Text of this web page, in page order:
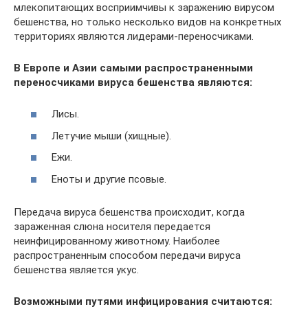
млекопитающих восприимчивы к заражению вирусом
бешенства, но только несколько видов на конкретных
территориях являются лидерами-переносчиками.
В Европе и Азии самыми распространенными
переносчиками вируса бешенства являются:
Лисы.
Летучие мыши (хищные).
Ежи.
Еноты и другие псовые.
Передача вируса бешенства происходит, когда
зараженная слюна носителя передается
неинфицированному животному. Наиболее
распространенным способом передачи вируса
бешенства является укус.
Возможными путями инфицирования считаются: